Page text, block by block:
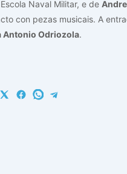
Naval Militar, e de
con pezas musicais. A
Antonio Odriozola.